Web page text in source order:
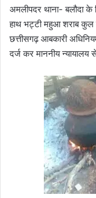
अमलीपदर थाना- बलौदा
हाथ भट्टी महुआ शराब कुल
छत्तीसगढ़ आबकारी
दर्ज कर माननीय न्यायालय